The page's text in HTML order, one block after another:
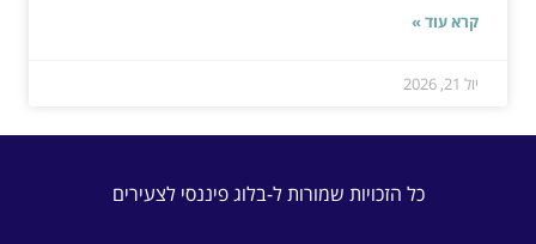
קרא עוד »
יול 21, 2026
כל הזכויות שמורות ל-בלוג פיננסי לצעירים